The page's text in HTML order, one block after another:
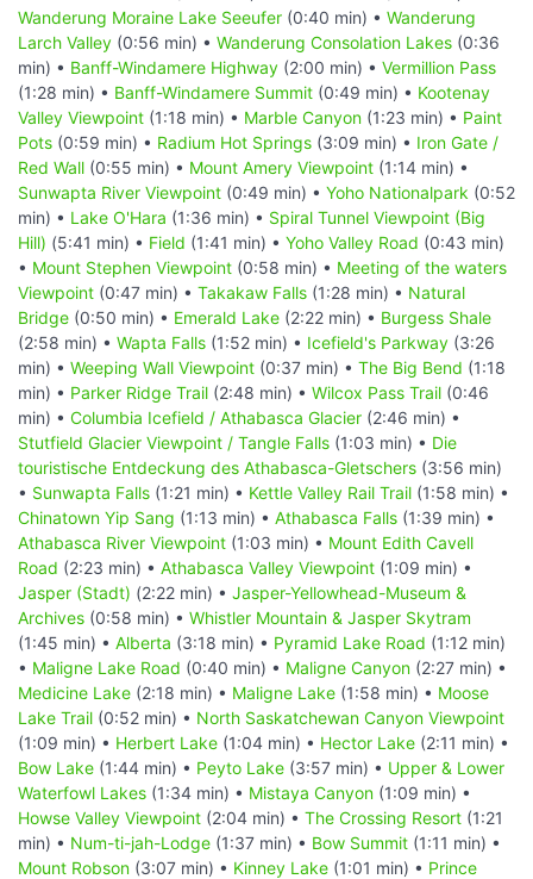
Wanderung Moraine Lake Seeufer (0:40 min) • Wanderung
Larch Valley (0:56 min) • Wanderung Consolation Lakes (0:36
min) • Banff-Windamere Highway (2:00 min) • Vermillion Pass
(1:28 min) • Banff-Windamere Summit (0:49 min) • Kootenay
Valley Viewpoint (1:18 min) • Marble Canyon (1:23 min) • Paint
Pots (0:59 min) • Radium Hot Springs (3:09 min) • Iron Gate /
Red Wall (0:55 min) • Mount Amery Viewpoint (1:14 min) •
Sunwapta River Viewpoint (0:49 min) • Yoho Nationalpark (0:52
min) • Lake O'Hara (1:36 min) • Spiral Tunnel Viewpoint (Big
Hill) (5:41 min) • Field (1:41 min) • Yoho Valley Road (0:43 min)
• Mount Stephen Viewpoint (0:58 min) • Meeting of the waters
Viewpoint (0:47 min) • Takakaw Falls (1:28 min) • Natural
Bridge (0:50 min) • Emerald Lake (2:22 min) • Burgess Shale
(2:58 min) • Wapta Falls (1:52 min) • Icefield's Parkway (3:26
min) • Weeping Wall Viewpoint (0:37 min) • The Big Bend (1:18
min) • Parker Ridge Trail (2:48 min) • Wilcox Pass Trail (0:46
min) • Columbia Icefield / Athabasca Glacier (2:46 min) •
Stutfield Glacier Viewpoint / Tangle Falls (1:03 min) • Die
touristische Entdeckung des Athabasca-Gletschers (3:56 min)
• Sunwapta Falls (1:21 min) • Kettle Valley Rail Trail (1:58 min) •
Chinatown Yip Sang (1:13 min) • Athabasca Falls (1:39 min) •
Athabasca River Viewpoint (1:03 min) • Mount Edith Cavell
Road (2:23 min) • Athabasca Valley Viewpoint (1:09 min) •
Jasper (Stadt) (2:22 min) • Jasper-Yellowhead-Museum &
Archives (0:58 min) • Whistler Mountain & Jasper Skytram
(1:45 min) • Alberta (3:18 min) • Pyramid Lake Road (1:12 min)
• Maligne Lake Road (0:40 min) • Maligne Canyon (2:27 min) •
Medicine Lake (2:18 min) • Maligne Lake (1:58 min) • Moose
Lake Trail (0:52 min) • North Saskatchewan Canyon Viewpoint
(1:09 min) • Herbert Lake (1:04 min) • Hector Lake (2:11 min) •
Bow Lake (1:44 min) • Peyto Lake (3:57 min) • Upper & Lower
Waterfowl Lakes (1:34 min) • Mistaya Canyon (1:09 min) •
Howse Valley Viewpoint (2:04 min) • The Crossing Resort (1:21
min) • Num-ti-jah-Lodge (1:37 min) • Bow Summit (1:11 min) •
Mount Robson (3:07 min) • Kinney Lake (1:01 min) • Prince